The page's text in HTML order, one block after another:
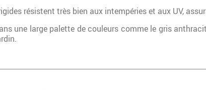
résistent très bien aux intempéries et aux UV,
une large palette de couleurs comme le gris